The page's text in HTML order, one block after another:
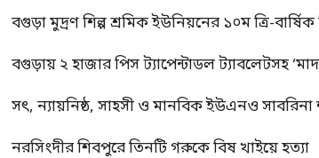
বগুড়া মুদ্রণ শিল্প শ্রমিক ইউনিয়নের ১০ম ত্রি-
বগুড়ায় ২ হাজার পিস ট্যাপেন্টাডল ট্যাবলেটসহ
সৎ, ন্যায়নিষ্ঠ, সাহসী ও মানবিক ইউএনও
নরসিংদীর শিবপুরে তিনটি গরুকে বিষ খাইয়ে হত্যা